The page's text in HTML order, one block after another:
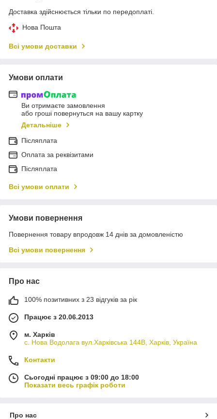
Доставка здійснюється тільки по передоплаті.
Нова Пошта
Всі умови доставки
Умови оплати
Ви отримаєте замовлення
або гроші повернуться на вашу картку
Детальніше
Післяплата
Оплата за реквізитами
Післяплата
Всі умови оплати
Умови повернення
Повернення товару впродовж 14 днів за домовленістю
Всі умови повернення
Про нас
100% позитивних з 23 відгуків за рік
Працює з 20.06.2013
м. Харків
с. Нова Водолага вул.Харківська 144В, Харків, Україна
Контакти
Сьогодні працює з 09:00 до 18:00
Показати весь графік роботи
Про нас